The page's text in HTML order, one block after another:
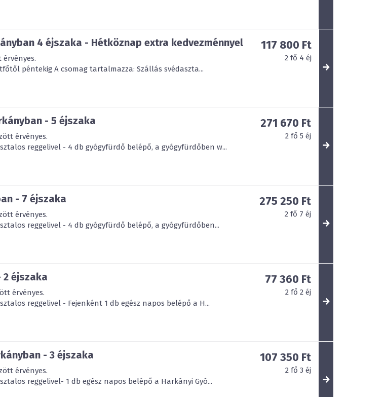
4 éjszaka - Hétköznap extra kedvezménnyel
érvényes.
péntekig A csomag tartalmazza: Szállás svédaszta...
117 800 Ft
2 fő 4 éj
- 5 éjszaka
érvényes.
reggelivel - 4 db gyógyfürdő belépő, a gyógyfürdőben w...
271 670 Ft
2 fő 5 éj
- 7 éjszaka
érvényes.
reggelivel - 4 db gyógyfürdő belépő, a gyógyfürdőben...
275 250 Ft
2 fő 7 éj
2 éjszaka
érvényes.
reggelivel - Fejenként 1 db egész napos belépő a H...
77 360 Ft
2 fő 2 éj
- 3 éjszaka
érvényes.
reggelivel- 1 db egész napos belépő a Harkányi Gyó...
107 350 Ft
2 fő 3 éj